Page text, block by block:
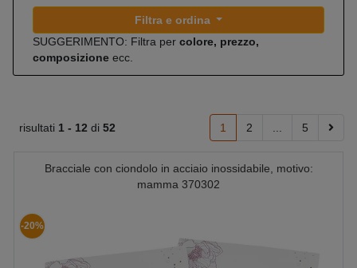
Filtra e ordina
SUGGERIMENTO: Filtra per colore, prezzo,
composizione ecc.
risultati 1 - 12 di 52 1 2 5
Bracciale con ciondolo in acciaio inossidabile, motivo:
mamma 370302
-20%